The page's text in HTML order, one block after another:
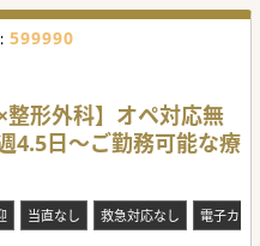
599990
形外科】オペ対応無
4.5日～ご勤務可能な療
当直なし 救急対応なし 電子カル